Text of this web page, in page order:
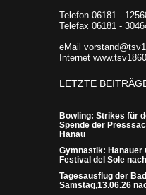
Telefon 06181 -
Telefax 06181 -
eMail
Internet
LETZTE
Bowling: Strikes für
Spende der
Hanau
Gymnastik: Hanauer
Festival del Sole
Tagesausflug der
Samstag,13.06.26